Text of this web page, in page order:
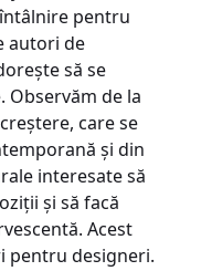
pentru
autori de
să se
Observăm de la
care se
și din
interesate să
și să facă
Acest
pentru designeri.